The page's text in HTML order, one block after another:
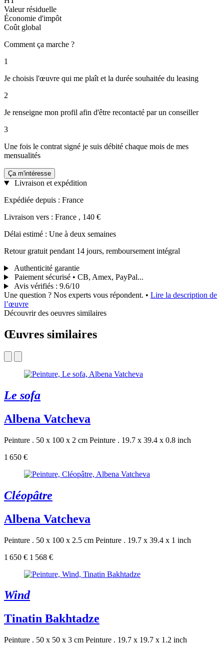
Valeur résiduelle
Économie d'impôt
Coût global
Comment ça marche ?
1
Je choisis l'œuvre qui me plaît et la durée souhaitée du leasing
2
Je renseigne mon profil afin d'être recontacté par un conseiller
3
Une fois le contrat signé je suis débité chaque mois de mes
mensualités
Ça m'intéresse
Livraison et expédition
Expédiée depuis : France
Livraison vers : France , 140 €
Délai estimé : Une à deux semaines
Retour gratuit pendant 14 jours, remboursement intégral
Authenticité garantie
Paiement sécurisé • CB, Amex, PayPal...
Avis vérifiés : 9.6/10
Une question ? Nos experts vous répondent. • Lire la description de
l’œuvre
Découvrir des oeuvres similaires
Œuvres similaires
Le sofa
Albena Vatcheva
Peinture . 50 x 100 x 2 cm Peinture . 19.7 x 39.4 x 0.8 inch
1 650 €
Cléopâtre
Albena Vatcheva
Peinture . 50 x 100 x 2.5 cm Peinture . 19.7 x 39.4 x 1 inch
1 650 € 1 568 €
Wind
Tinatin Bakhtadze
Peinture . 50 x 50 x 3 cm Peinture . 19.7 x 19.7 x 1.2 inch